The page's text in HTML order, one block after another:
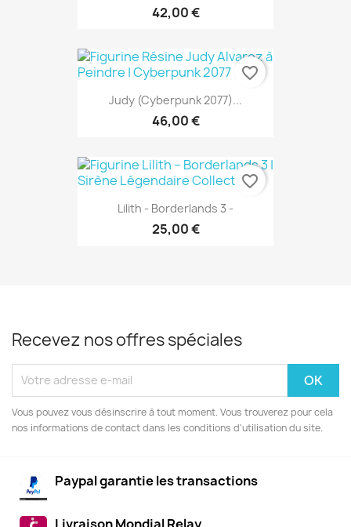
42,00 €
Judy (Cyberpunk 2077)...
46,00 €
favorite_border
Lilith - Borderlands 3 -
25,00 €
favorite_border
Recevez nos offres spéciales
Vous pouvez vous désinscrire à tout moment. Vous trouverez pour cela
nos informations de contact dans les conditions d'utilisation du site.
Paypal garantie les transactions